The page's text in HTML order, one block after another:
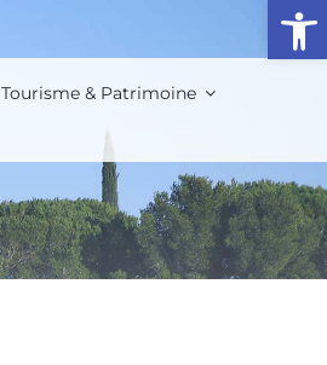
Tourisme & Patrimoine